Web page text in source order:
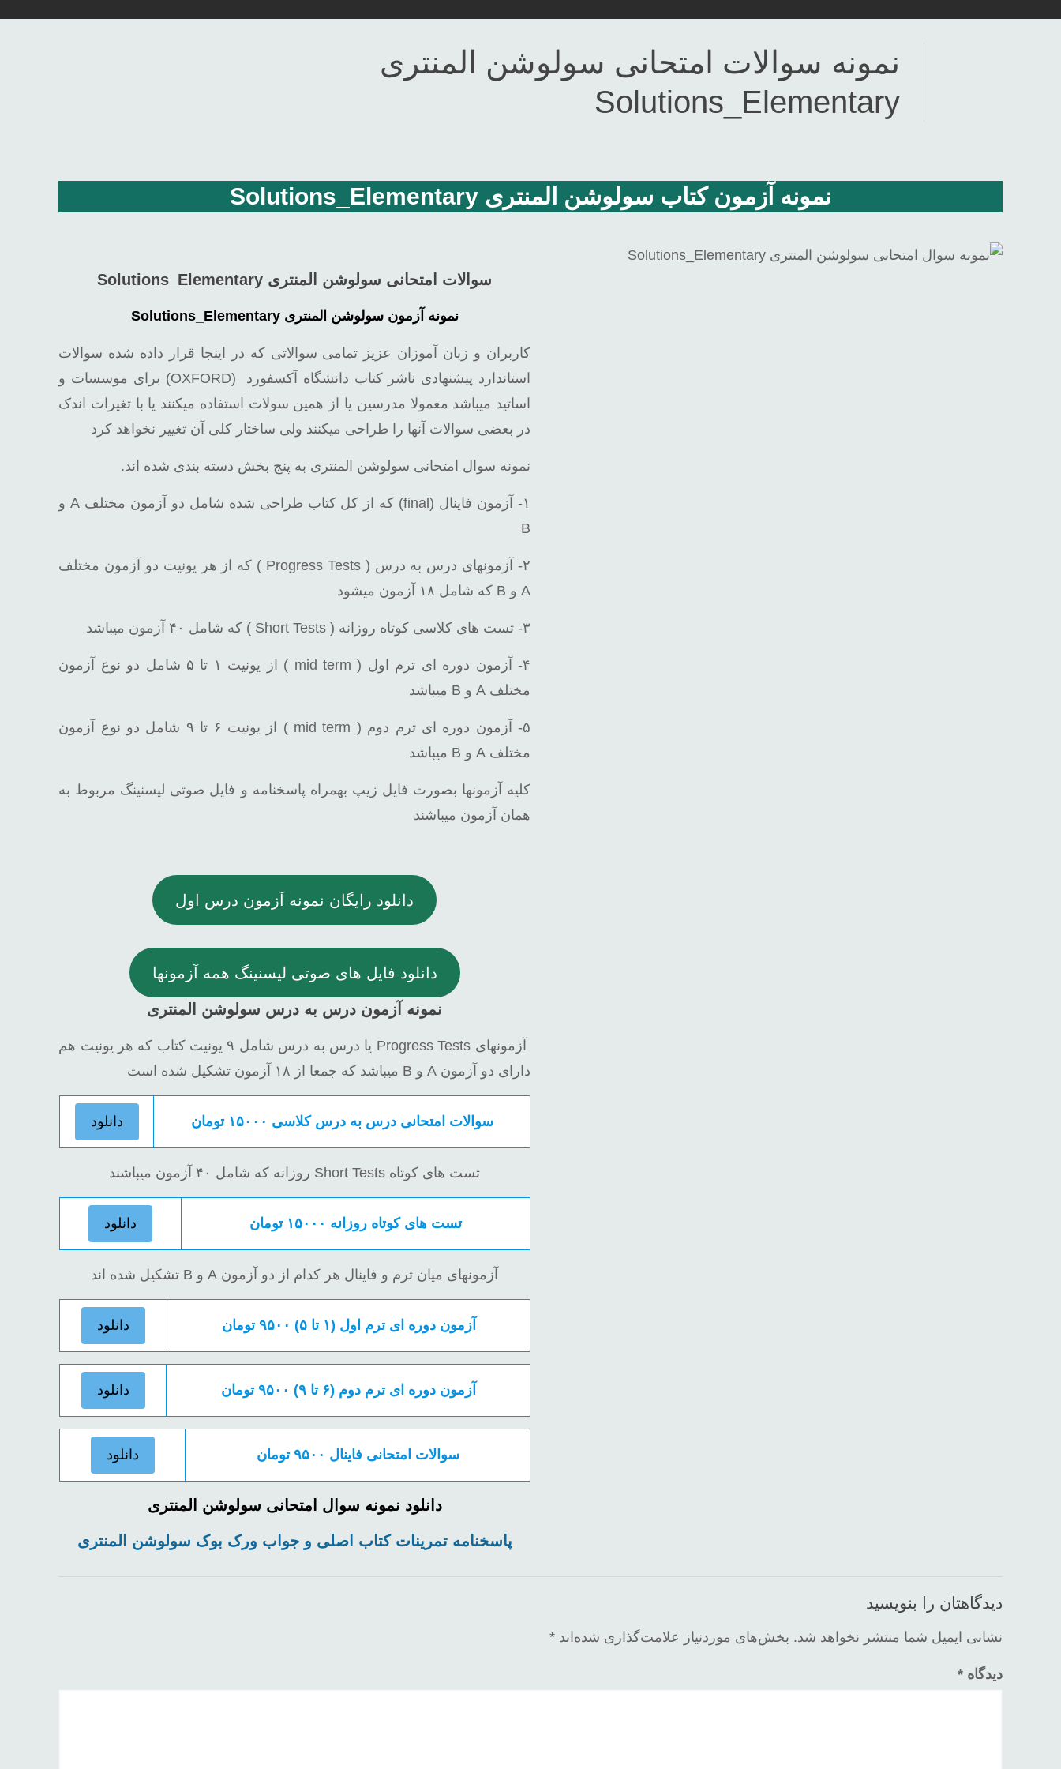
نمونه سوالات امتحانی سولوشن المنتری
Solutions_Elementary
نمونه آزمون کتاب سولوشن المنتری Solutions_Elementary
سوالات امتحانی سولوشن المنتری Solutions_Elementary
نمونه آزمون سولوشن المنتری Solutions_Elementary
کاربران و زبان آموزان عزیز تمامی سوالاتی که در اینجا قرار داده شده سوالات
استاندارد پیشنهادی ناشر کتاب دانشگاه آکسفورد (OXFORD) برای موسسات و
اساتید میباشد معمولا مدرسین یا از همین سولات استفاده میکنند یا با تغیرات اندک
در بعضی سوالات آنها را طراحی میکنند ولی ساختار کلی آن تغییر نخواهد کرد
نمونه سوال امتحانی سولوشن المنتری به پنج بخش دسته بندی شده اند.
۱- آزمون فاینال (final) که از کل کتاب طراحی شده شامل دو آزمون مختلف A و
B
۲- آزمونهای درس به درس ( Progress Tests ) که از هر یونیت دو آزمون مختلف
A و B که شامل ۱۸ آزمون میشود
۳- تست های کلاسی کوتاه روزانه ( Short Tests ) که شامل ۴۰ آزمون میباشد
۴- آزمون دوره ای ترم اول ( mid term ) از یونیت ۱ تا ۵ شامل دو نوع آزمون
مختلف A و B میباشد
۵- آزمون دوره ای ترم دوم ( mid term ) از یونیت ۶ تا ۹ شامل دو نوع آزمون
مختلف A و B میباشد
کلیه آزمونها بصورت فایل زیپ بهمراه پاسخنامه و فایل صوتی لیسنینگ مربوط به
همان آزمون میباشند
دانلود رایگان نمونه آزمون درس اول
دانلود فایل های صوتی لیسنینگ همه آزمونها
نمونه آزمون درس به درس سولوشن المنتری
آزمونهای Progress Tests یا درس به درس شامل ۹ یونیت کتاب که هر یونیت هم
دارای دو آزمون A و B میباشد که جمعا از ۱۸ آزمون تشکیل شده است
سوالات امتحانی درس به درس کلاسی ۱۵۰۰۰ تومان دانلود
تست های کوتاه Short Tests روزانه که شامل ۴۰ آزمون میباشند
تست های کوتاه روزانه ۱۵۰۰۰ تومان دانلود
آزمونهای میان ترم و فاینال هر کدام از دو آزمون A و B تشکیل شده اند
آزمون دوره ای ترم اول (۱ تا ۵) ۹۵۰۰ تومان دانلود
آزمون دوره ای ترم دوم (۶ تا ۹) ۹۵۰۰ تومان دانلود
سوالات امتحانی فاینال ۹۵۰۰ تومان دانلود
دانلود نمونه سوال امتحانی سولوشن المنتری
پاسخنامه تمرینات کتاب اصلی و جواب ورک بوک سولوشن المنتری
دیدگاهتان را بنویسید
نشانی ایمیل شما منتشر نخواهد شد. بخش‌های موردنیاز علامت‌گذاری شده‌اند*
دیدگاه*